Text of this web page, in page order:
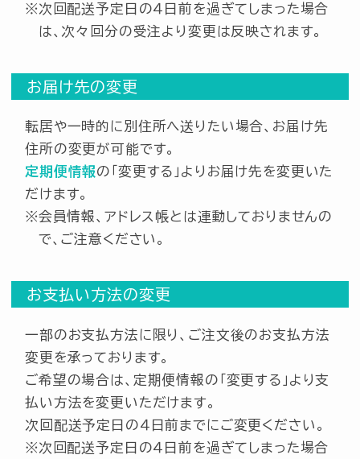
次回配送予定日の４日前を過ぎてしまった場合
は、次々回分の受注より変更は反映されます。
お届け先の変更
転居や一時的に別住所へ送りたい場合、お届け先
住所の変更が可能です。
定期便情報の「変更する」よりお届け先を変更いた
だけます。
会員情報、アドレス帳とは連動しておりませんの
で、ご注意ください。
お支払い方法の変更
一部のお支払方法に限り、ご注文後のお支払方法
変更を承っております。
ご希望の場合は、定期便情報の「変更する」より支
払い方法を変更いただけます。
次回配送予定日の４日前までにご変更ください。
次回配送予定日の４日前を過ぎてしまった場合